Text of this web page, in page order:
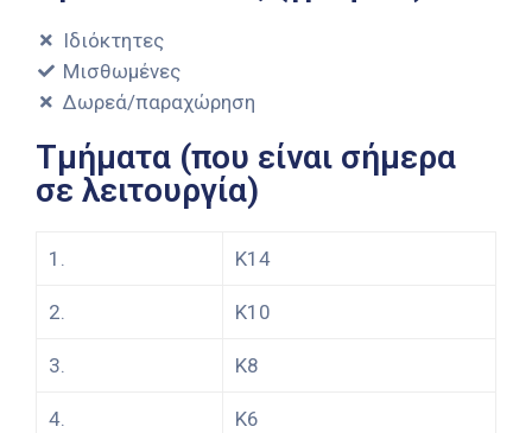
Ιδιόκτητες
Μισθωμένες
Δωρεά/παραχώρηση
Τμήματα (που είναι σήμερα
σε λειτουργία)
1. Κ14
2. Κ10
3. Κ8
4. Κ6